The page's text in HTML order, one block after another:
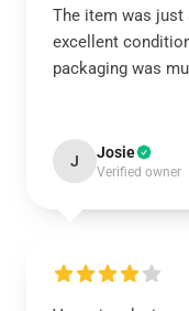
The item was just
excellent
packaging was
J Josie
Verified owner